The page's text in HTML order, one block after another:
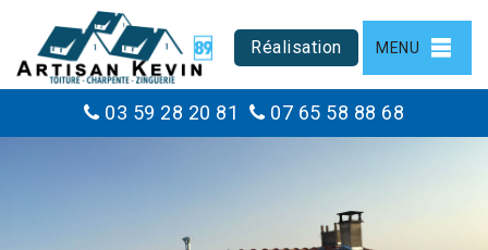
Réalisation MENU
03 59 28 20 81 07 65 58 88 68